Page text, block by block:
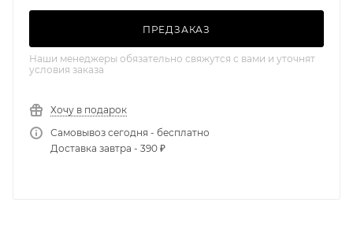
ПРЕДЗАКАЗ
Наши менеджеры обязательно свяжутся с вами и уточнят
условия заказа
Хочу в подарок
Самовывоз сегодня - бесплатно
Доставка завтра - 390 ₽